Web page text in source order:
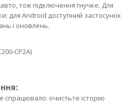
авто, тож підключення гнучке. Для
для Android доступний застосунок
і оновлень.
CP2A)
очистьте історію